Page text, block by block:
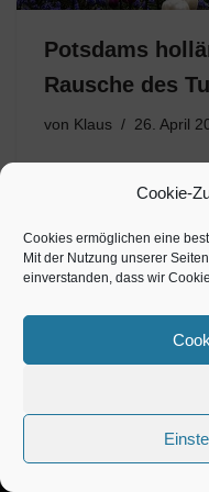
Cookie-
Cookies ermöglichen eine
Mit der Nutzung unserer
einverstanden, dass wir
Potsdams
Rausche des
von Klaus 26. April
bis Sonntag, dem 21.
Jahre „umsonst“,
Weg…